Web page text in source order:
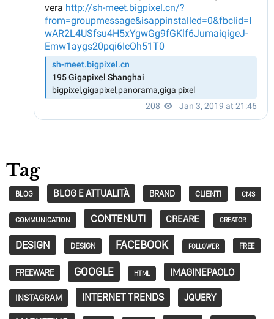
Tag
BLOG BLOG E ATTUALITÀ BRAND CLIENTI CMS
COMMUNICATION CONTENUTI CREARE CREATOR
DESIGN DESIGN FACEBOOK FOLLOWER FREE
FREEWARE GOOGLE HTML IMAGINEPAOLO
INSTAGRAM INTERNET TRENDS JQUERY